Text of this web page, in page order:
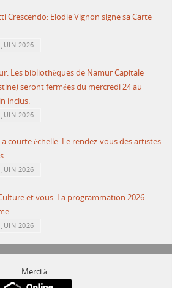
Crescendo: Elodie Vignon signe sa Carte
JUIN 2026
Les bibliothèques de Namur Capitale
seront fermées du mercredi 24 au
inclus.
JUIN 2026
courte échelle: Le rendez-vous des artistes
JUIN 2026
et vous: La programmation 2026-
JUIN 2026
Merci à: